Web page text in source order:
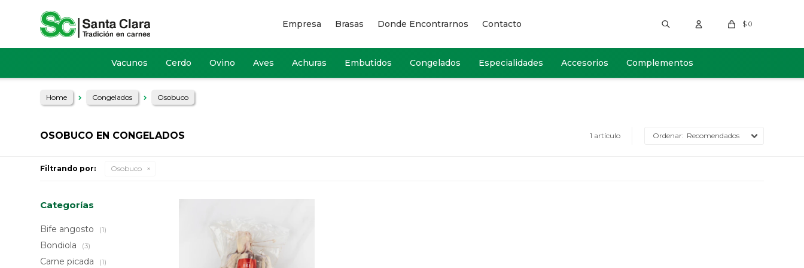
Vacunos Cerdo Ovino Aves Achuras Embutidos Congelados Especialidades Accesorios Complementos
$ 0
Empresa Brasas Donde Encontrarnos Contacto
Home Congelados Osobuco
OSOBUCO EN CONGELADOS 1 artículo Recomendados
Filtrando por: Osobuco
Categorías
Bife angosto (1)
Bondiola (3)
Carne picada (1)